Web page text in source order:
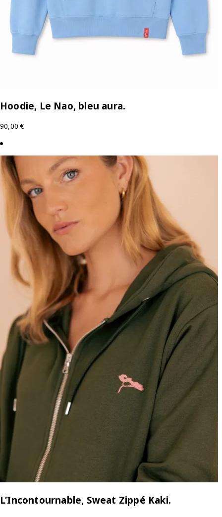
Hoodie, Le Nao, bleu aura.
90,00€
L’Incontournable, Sweat Zippé Kaki.